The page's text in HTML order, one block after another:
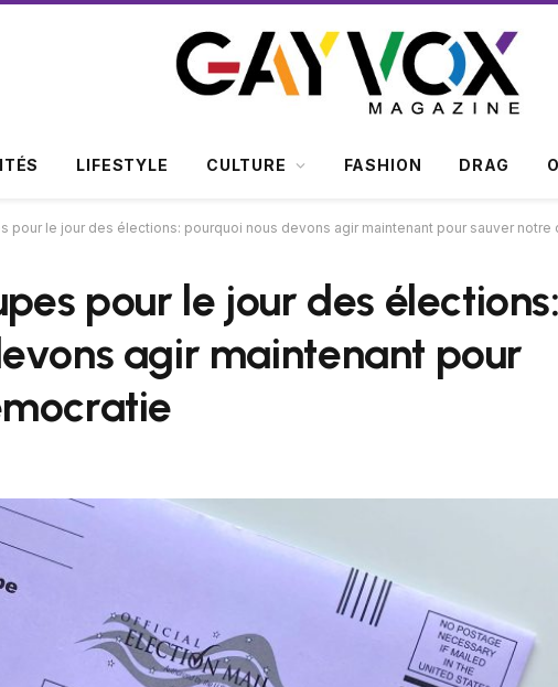
LIFESTYLE CULTURE FASHION DRAG
pour le jour des élections: pourquoi nous devons agir maintenant pour sauver notre
pour le jour des élections:
agir maintenant pour